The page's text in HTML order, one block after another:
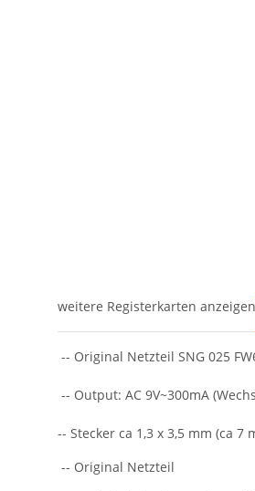
weitere Registerkarten anzeigen
-- Original Netzteil SNG 025
-- Output: AC 9V~300mA
-- Stecker ca 1,3 x 3,5 mm (ca 7
-- Original Netzteil